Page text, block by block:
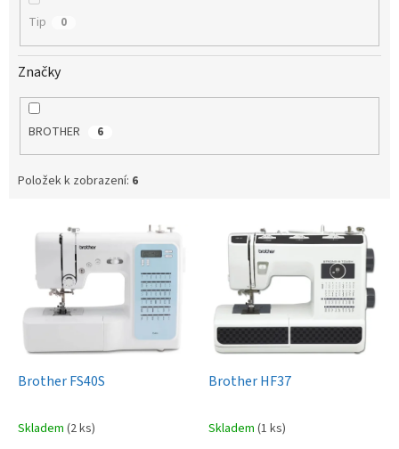
Tip 0
Značky
BROTHER 6
Položek k zobrazení: 6
Brother FS40S
Skladem (2 ks)
Brother HF37
Skladem (1 ks)